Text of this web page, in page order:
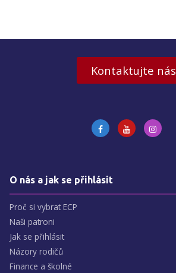
Kontaktujte nás
O nás a jak se přihlásit
Proč si vybrat ECP
Naši patroni
Jak se přihlásit
Názory rodičů
Finance a školné